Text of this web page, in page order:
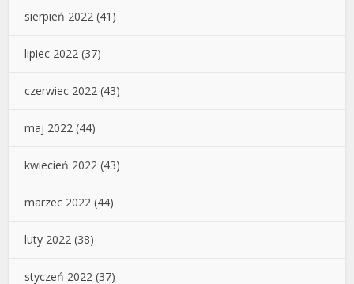
sierpień 2022 (41)
lipiec 2022 (37)
czerwiec 2022 (43)
maj 2022 (44)
kwiecień 2022 (43)
marzec 2022 (44)
luty 2022 (38)
styczeń 2022 (37)